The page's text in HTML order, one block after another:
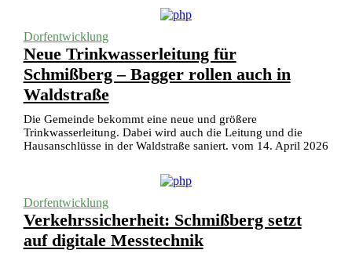
Dorfentwicklung
Neue Trinkwasserleitung für
Schmißberg – Bagger rollen auch in
Waldstraße
Die Gemeinde bekommt eine neue und größere
Trinkwasserleitung. Dabei wird auch die Leitung und die
Hausanschlüsse in der Waldstraße saniert. vom 14. April 2026
Dorfentwicklung
Verkehrssicherheit: Schmißberg setzt
auf digitale Messtechnik